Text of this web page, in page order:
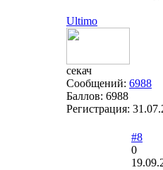
Ultimo
секач
Сообщений: 6988
Баллов: 6988
Регистрация:
#8
0